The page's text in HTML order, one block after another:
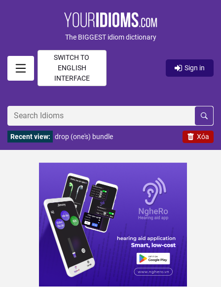
The BIGGEST idiom dictionary
SWITCH TO
ENGLISH
INTERFACE
Sign in
Xóa
Recent view: drop (one's) bundle